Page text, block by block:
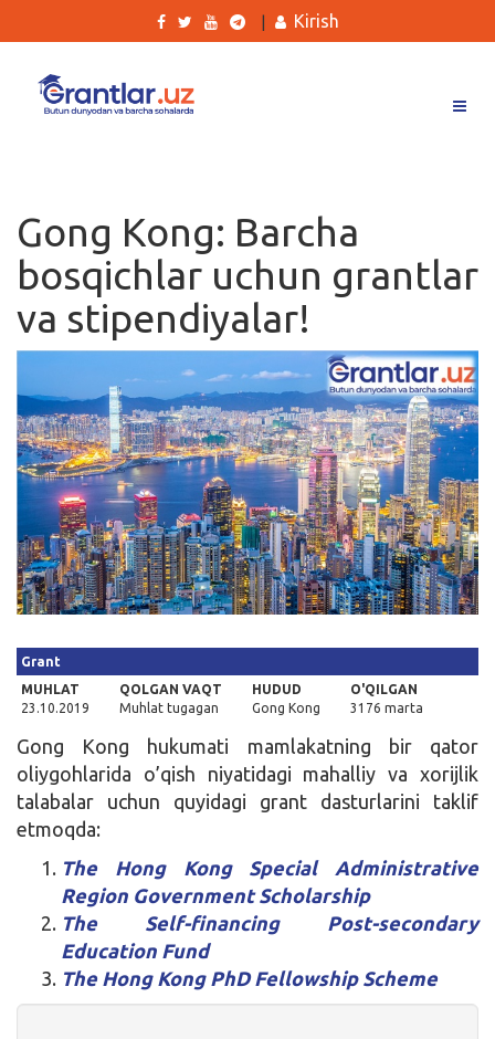
Ishlar
Kurslar
Blog
Qidirish
Kirish
Kirish
Gong Kong: Barcha
bosqichlar uchun grantlar
va stipendiyalar!
Grant
MUHLAT
23.10.2019
QOLGAN VAQT
Muhlat tugagan
HUDUD
Gong Kong
O'QILGAN
3176 marta
Gong Kong hukumati mamlakatning bir qator
oliygohlarida o’qish niyatidagi mahalliy va xorijlik
talabalar uchun quyidagi grant dasturlarini taklif
etmoqda:
The Hong Kong Special Administrative
Region Government Scholarship
The Self-financing Post-secondary
Education Fund
The Hong Kong PhD Fellowship Scheme